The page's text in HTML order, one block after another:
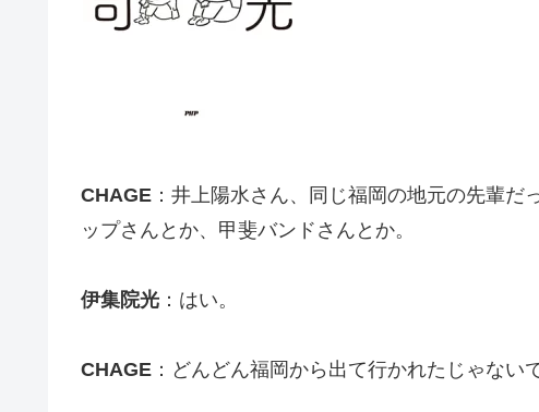
CHAGE ：井上陽水さん、同じ福岡の地元の先輩
ップさんとか、甲斐バンドさんとか。
伊集院光 ：はい。
CHAGE ：どんどん福岡から出て行かれたじゃない